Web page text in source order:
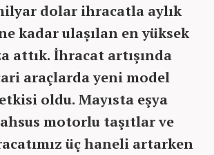
dolar ihracatla aylık
kadar ulaşılan en yüksek
attık. İhracat artışında
araçlarda yeni model
oldu. Mayısta eşya
motorlu taşıtlar ve
üç haneli artarken